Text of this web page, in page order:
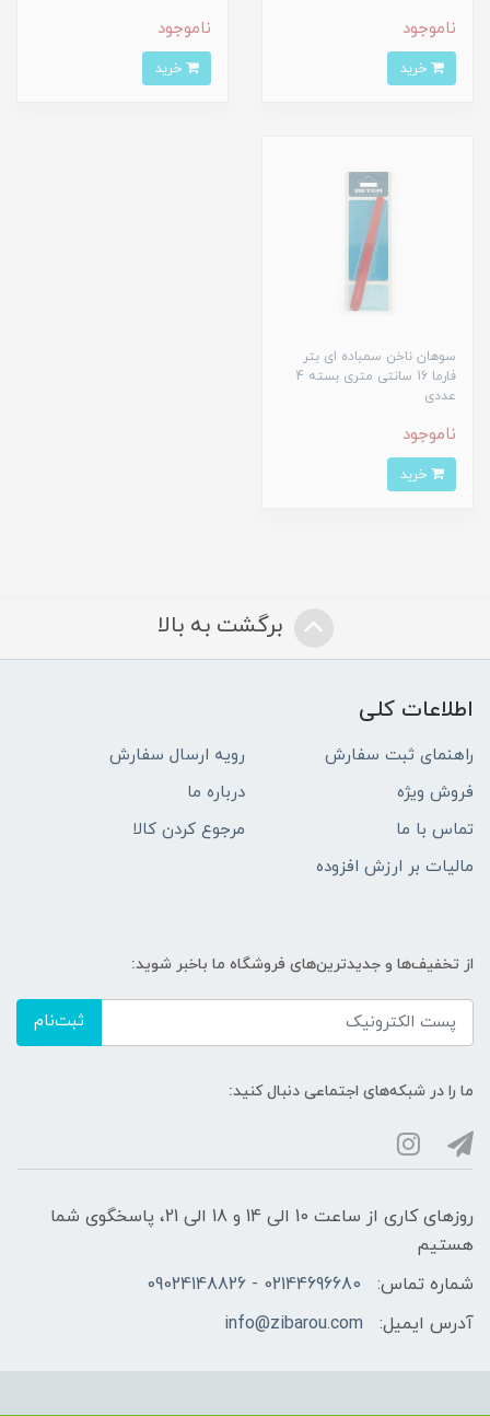
ناموجود ناموجود
سوهان ناخن سمباده ای بتر
فارما 16 سانتی متری بسته 4
عددی
ناموجود
برگشت به بالا
اطلاعات کلی
راهنمای ثبت سفارش
رویه ارسال سفارش
فروش ویژه
درباره ما
تماس با ما
مرجوع کردن کالا
مالیات بر ارزش افزوده
از تخفیف‌ها و جدیدترین‌های فروشگاه ما باخبر شوید:
ثبت‌نام
ما را در شبکه‌های اجتماعی دنبال کنید:
روزهای کاری از ساعت 10 الی 14 و 18 الی 21، پاسخگوی شما
هستیم
شماره تماس:
02144696680 - 09024148826
آدرس ایمیل:
info@zibarou.com